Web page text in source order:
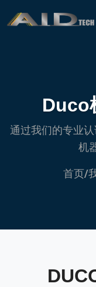
Duco
通过我们的专业
机
首页/